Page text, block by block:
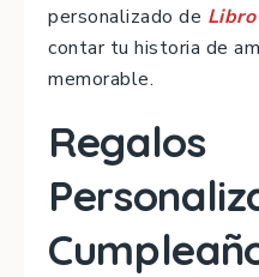
personalizado de
contar tu historia de
memorable.
Regalos